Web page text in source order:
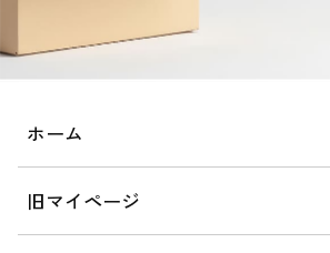
ホーム
旧マイページ